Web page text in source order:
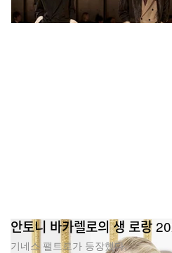
안토니 바카렐로의 생 로랑
기네스 팰트로가 등장했다.